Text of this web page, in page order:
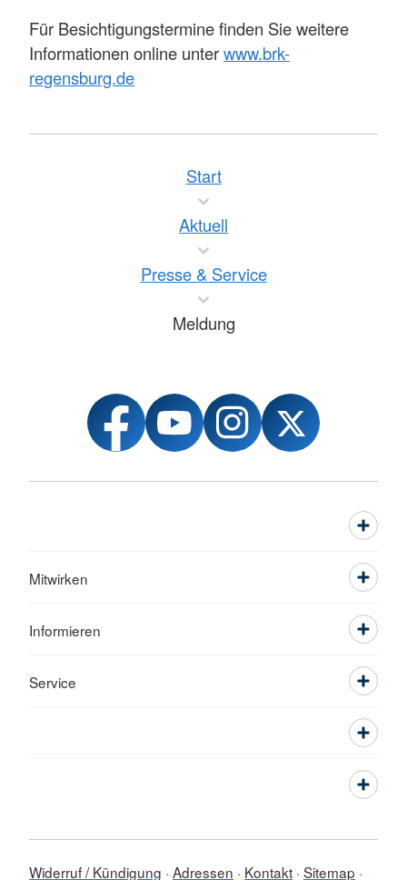
Für Besichtigungstermine finden Sie weitere
Informationen online unterwww.brk-
regensburg.de
Start
Aktuell
Presse & Service
Meldung
Mitwirken
Informieren
Service
Widerruf / Kündigung Adressen Kontakt Sitemap